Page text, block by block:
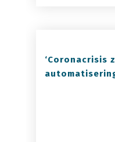
‘Coronacrisis